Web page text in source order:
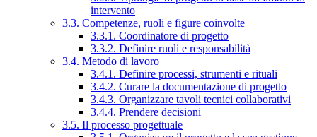
intervento
3.3. Competenze, ruoli e figure coinvolte
3.3.1. Coordinatore di progetto
3.3.2. Definire ruoli e responsabilità
3.4. Metodo di lavoro
3.4.1. Definire processi, strumenti e rituali
3.4.2. Curare la documentazione di progetto
3.4.3. Organizzare tavoli tecnici collaborativi
3.4.4. Prendere decisioni
3.5. Il processo progettuale